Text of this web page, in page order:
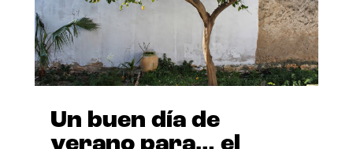
Un buen día de